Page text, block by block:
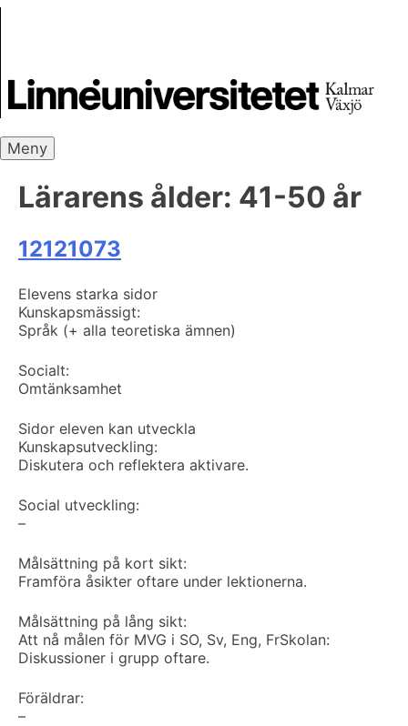
Meny
Lärarens ålder: 41-50 år
12121073
Elevens starka sidor
Kunskapsmässigt:
Språk (+ alla teoretiska ämnen)
Socialt:
Omtänksamhet
Sidor eleven kan utveckla
Kunskapsutveckling:
Diskutera och reflektera aktivare.
Social utveckling:
–
Målsättning på kort sikt:
Framföra åsikter oftare under lektionerna.
Målsättning på lång sikt:
Att nå målen för MVG i SO, Sv, Eng, FrSkolan:
Diskussioner i grupp oftare.
Föräldrar:
–